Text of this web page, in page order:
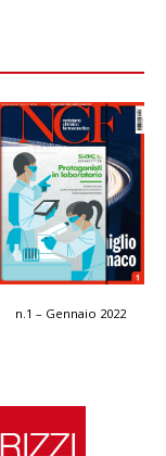
n.1 – Gennaio 2022